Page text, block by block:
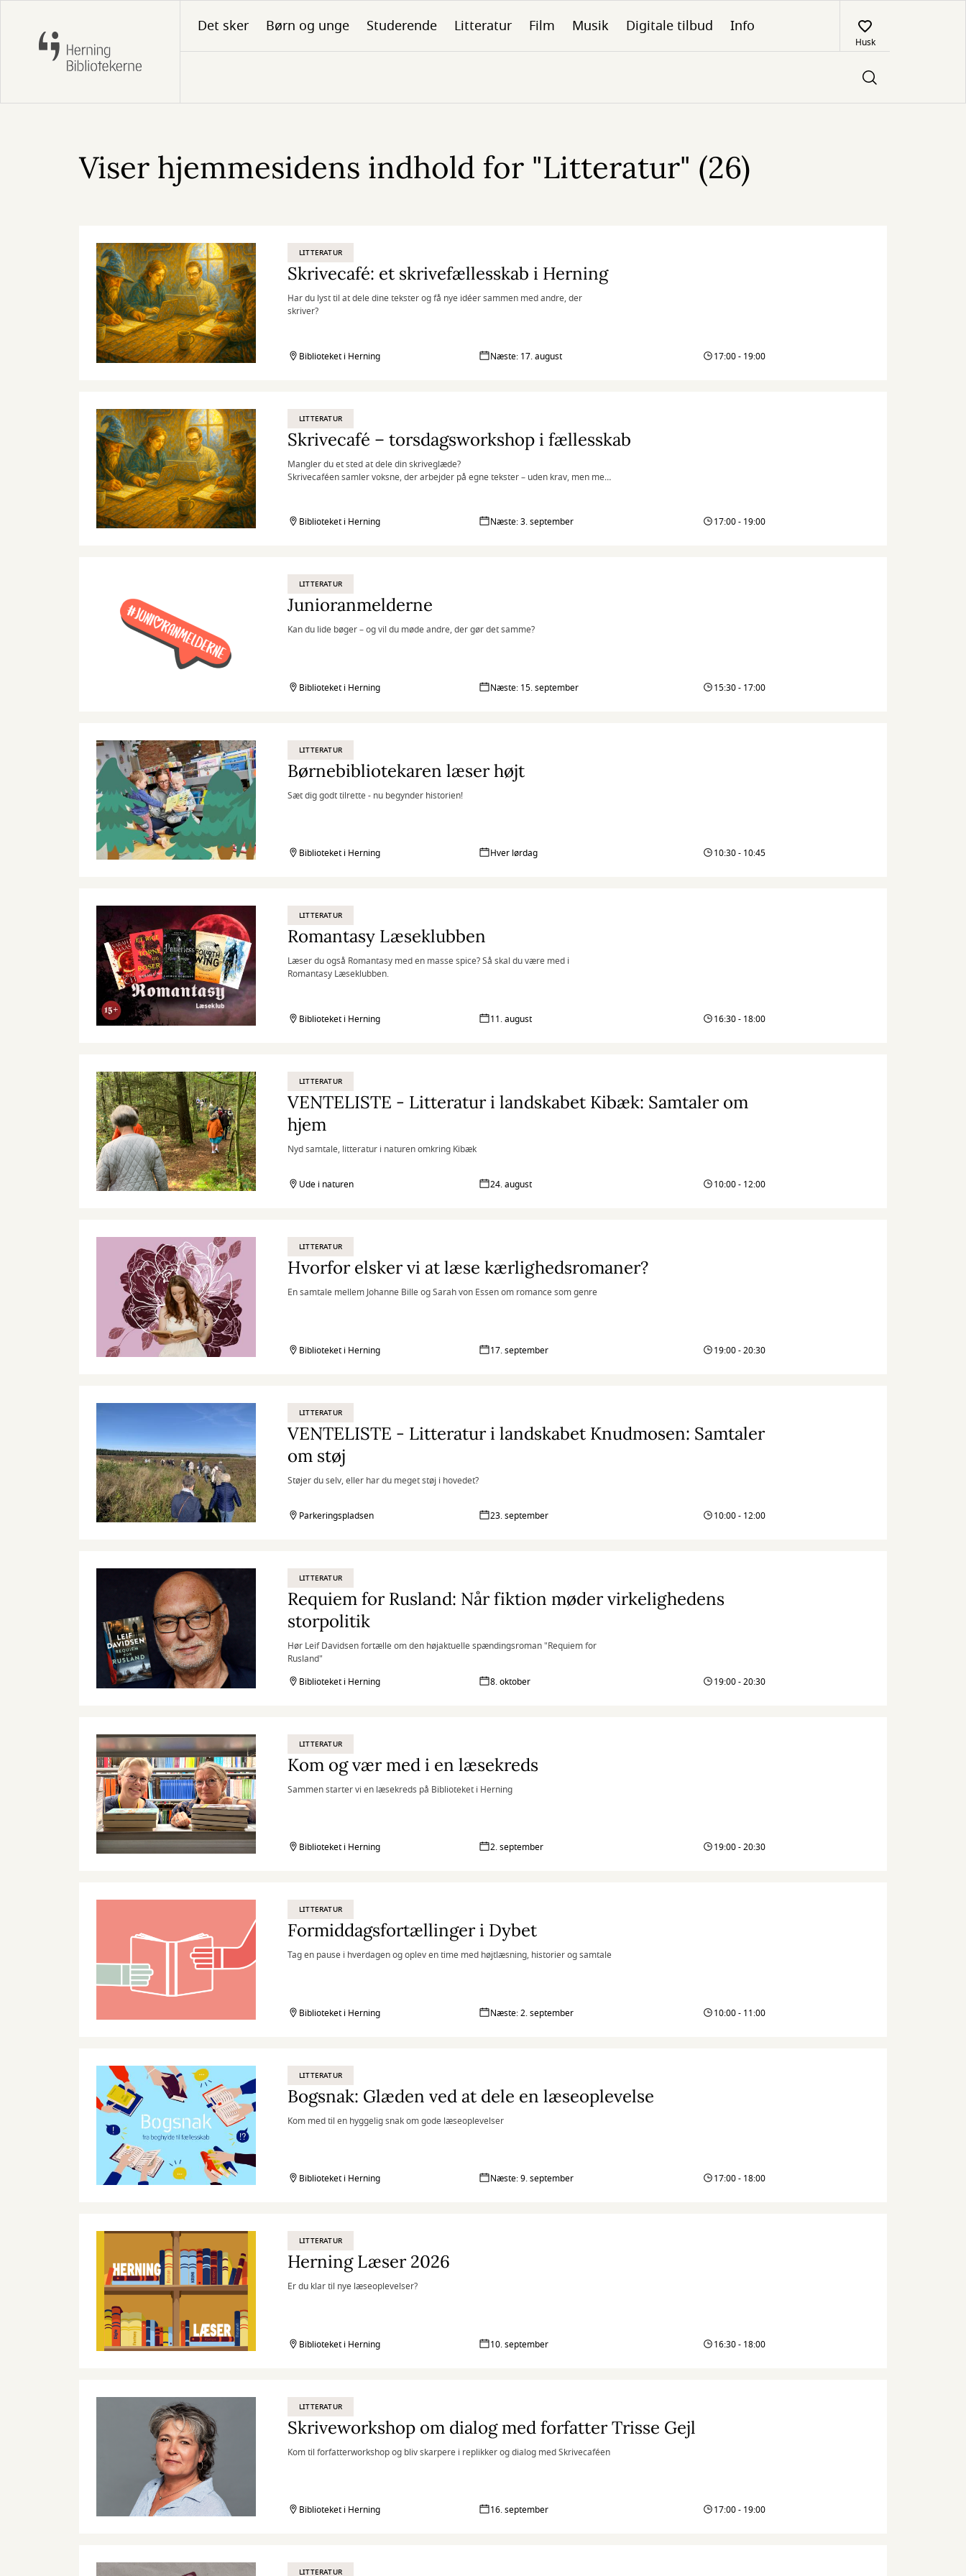
hovedindhold
Det sker Børn og unge Studerende Litteratur Film Musik Digitale tilbud Info
Husk
Viser hjemmesidens indhold for "Litteratur" (26)
LITTERATUR
Skrivecafé: et skrivefællesskab i Herning
Har du lyst til at dele dine tekster og få nye idéer sammen med andre, der
skriver?
Biblioteket i Herning Næste: 17. august 17:00 - 19:00
LITTERATUR
Skrivecafé – torsdagsworkshop i fællesskab
Mangler du et sted at dele din skriveglæde?
Skrivecaféen samler voksne, der arbejder på egne tekster – uden krav, men med
Biblioteket i Herning Næste: 3. september 17:00 - 19:00
LITTERATUR
Junioranmelderne
Kan du lide bøger – og vil du møde andre, der gør det samme?
Biblioteket i Herning Næste: 15. september 15:30 - 17:00
LITTERATUR
Børnebibliotekaren læser højt
Sæt dig godt tilrette - nu begynder historien!
Biblioteket i Herning Hver lørdag 10:30 - 10:45
LITTERATUR
Romantasy Læseklubben
Læser du også Romantasy med en masse spice? Så skal du være med i
Romantasy Læseklubben.
Biblioteket i Herning 11. august 16:30 - 18:00
LITTERATUR
VENTELISTE - Litteratur i landskabet Kibæk: Samtaler om
hjem
Nyd samtale, litteratur i naturen omkring Kibæk
Ude i naturen 24. august 10:00 - 12:00
LITTERATUR
Hvorfor elsker vi at læse kærlighedsromaner?
En samtale mellem Johanne Bille og Sarah von Essen om romance som genre
Biblioteket i Herning 17. september 19:00 - 20:30
LITTERATUR
VENTELISTE - Litteratur i landskabet Knudmosen: Samtaler
om støj
Støjer du selv, eller har du meget støj i hovedet?
Parkeringspladsen 23. september 10:00 - 12:00
LITTERATUR
Requiem for Rusland: Når fiktion møder virkelighedens
storpolitik
Hør Leif Davidsen fortælle om den højaktuelle spændingsroman "Requiem for
Rusland"
Biblioteket i Herning
8. oktober 19:00 - 20:30
LITTERATUR
Kom og vær med i en læsekreds
Sammen starter vi en læsekreds på Biblioteket i Herning
Biblioteket i Herning 2. september 19:00 - 20:30
LITTERATUR
Formiddagsfortællinger i Dybet
Tag en pause i hverdagen og oplev en time med højtlæsning, historier og samtale
Biblioteket i Herning Næste: 2. september 10:00 - 11:00
LITTERATUR
Bogsnak: Glæden ved at dele en læseoplevelse
Kom med til en hyggelig snak om gode læseoplevelser
Biblioteket i Herning Næste: 9. september 17:00 - 18:00
LITTERATUR
Herning Læser 2026
Er du klar til nye læseoplevelser?
Biblioteket i Herning 10. september 16:30 - 18:00
LITTERATUR
Skriveworkshop om dialog med forfatter Trisse Gejl
Kom til forfatterworkshop og bliv skarpere i replikker og dialog med Skrivecaféen
Biblioteket i Herning 16. september 17:00 - 19:00
LITTERATUR